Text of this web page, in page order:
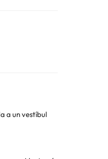
a un vestíbul